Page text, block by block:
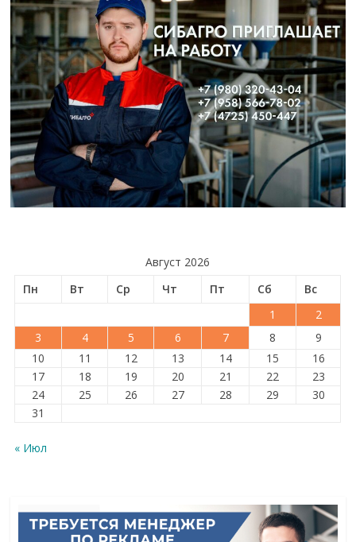
Август 2026
Пн
Вт Ср Чт Пт Сб
Вс
1
2
3
4 5 6 7 8
9
10
11 12 13 14 15
16
17
18 19 20 21 22
23
24
25 26 27 28 29
30
31
« Июл